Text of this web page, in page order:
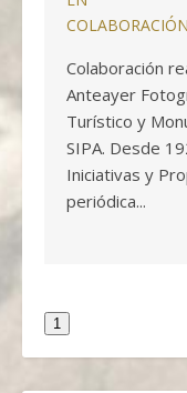
COLABORACIÓN
Colaboración
Anteayer
Turístico y
SIPA. Desde
Iniciativas y
periódica...
1